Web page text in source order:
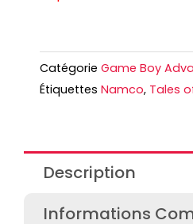
Catégorie Game Boy
Étiquettes Namco, Tales
Description
Informations